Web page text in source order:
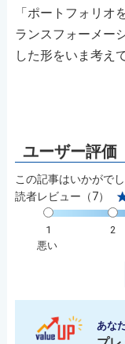
「ポートフォリオ
ランスフォーメー
した形をいま考え
この記事はいかがで
読者レビュー（7）
1 2
悪い
あな